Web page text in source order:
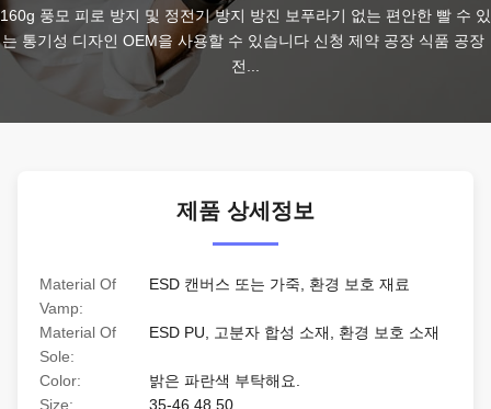
160g 풍모 피로 방지 및 정전기 방지 방진 보푸라기 없는 편안한 빨 수 있
는 통기성 디자인 OEM을 사용할 수 있습니다 신청 제약 공장 식품 공장
전...
제품 상세정보
Material Of
Vamp:
ESD 캔버스 또는 가죽, 환경 보호 재료
Material Of
Sole:
ESD PU, 고분자 합성 소재, 환경 보호 소재
Color:
밝은 파란색 부탁해요.
Size:
35-46,48,50